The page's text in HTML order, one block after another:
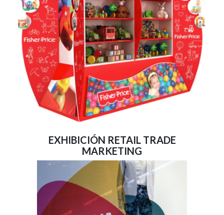
EXHIBICIÓN RETAIL TRADE
MARKETING